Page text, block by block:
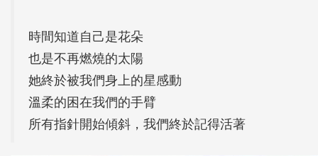
時間知道自己是花朵
也是不再燃燒的太陽
她終於被我們身上的星感動
溫柔的困在我們的手臂
所有指針開始傾斜，我們終於記得活著